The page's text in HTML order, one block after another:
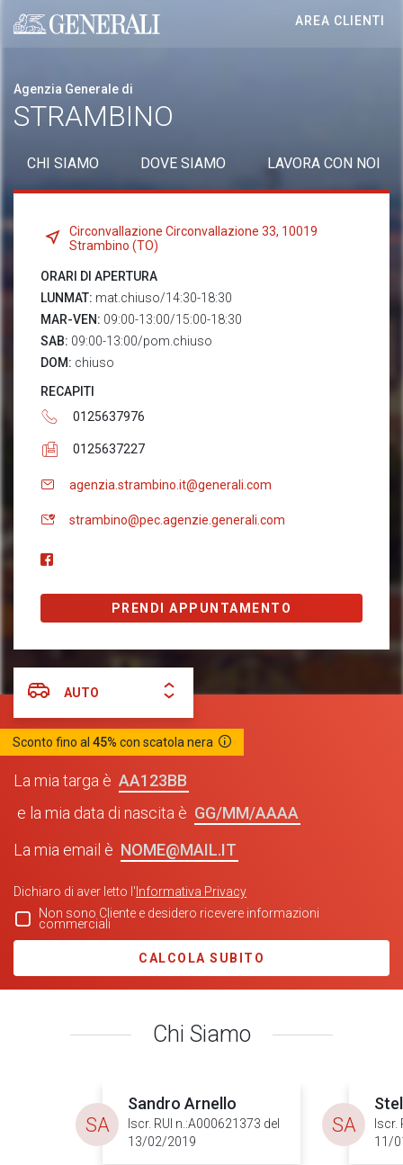
Generali logo
AREA CLIENTI
Agenzia Generale di
STRAMBINO
CHI SIAMO DOVE SIAMO LAVORA CON NOI
Circonvallazione Circonvallazione 33, 10019
Strambino (TO)
ORARI DI APERTURA
LUNMAT: mat.chiuso/14:30-18:30
MAR-VEN: 09:00-13:00/15:00-18:30
SAB: 09:00-13:00/pom.chiuso
DOM: chiuso
RECAPITI
0125637976
0125637227
agenzia.strambino.it@generali.com
strambino@pec.agenzie.generali.com
PRENDI APPUNTAMENTO
AUTO
Sconto fino al 45% con scatola nera
La mia targa è
AA123BB
e la mia data di nascita è
GG/MM/AAAA
La mia email è NOME@MAIL.IT
Dichiaro di aver letto l' Informativa Privacy
Non sono Cliente e desidero ricevere informazioni
commerciali
CALCOLA SUBITO
Chi Siamo
Sandro Arnello
Iscr. RUI n.:A000621373 del
13/02/2019
SA
Iscr.
11/
SA